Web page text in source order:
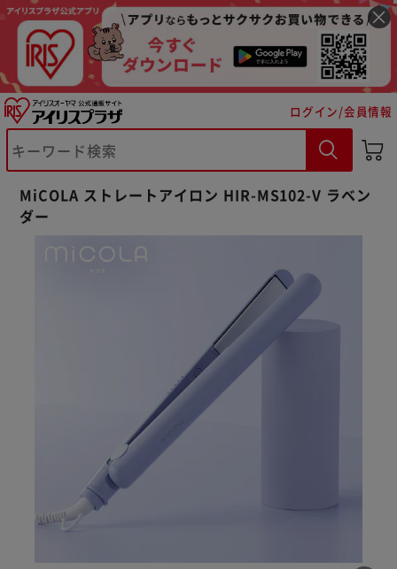
ログイン/会員情報
MiCOLA ストレートアイロン HIR-MS102-V ラベン
ダー
※ご確認ください